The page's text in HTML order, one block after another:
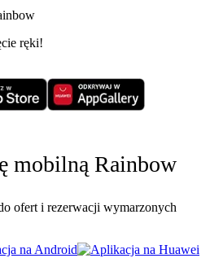
ręki!
mobilną Rainbow
ofert i rezerwacji wymarzonych